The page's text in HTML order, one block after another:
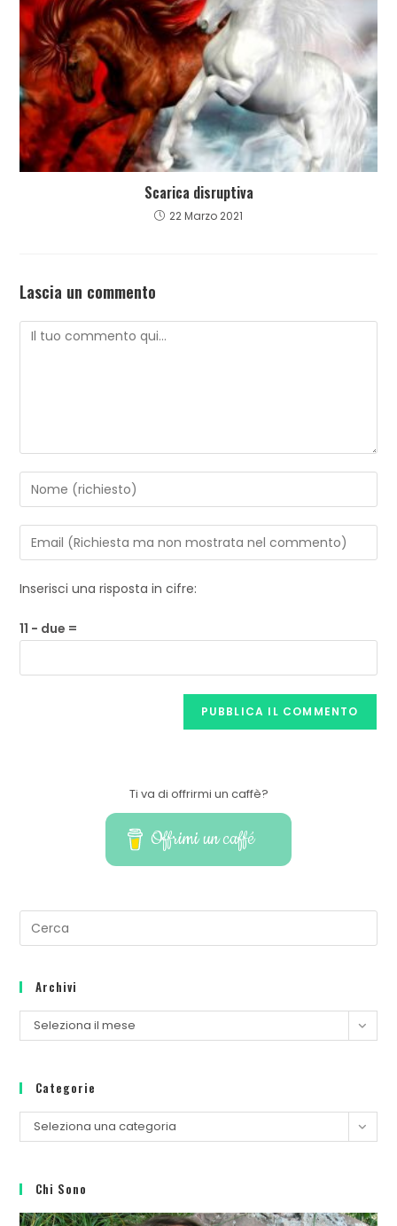
Scarica disruptiva
22 Marzo 2021
Lascia un commento
Inserisci una risposta in cifre:
11 − due =
Ti va di offrirmi un caffè?
Offrimi un caffé
Archivi
Seleziona il mese
Categorie
Seleziona una categoria
Chi Sono